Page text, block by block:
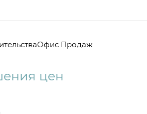
Офис Продаж
цен